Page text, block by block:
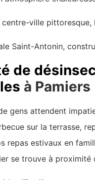
ville pittoresque,
Saint-Antonin,
de
à
gens attendent
sur la terrasse,
repas estivaux en
se trouve à